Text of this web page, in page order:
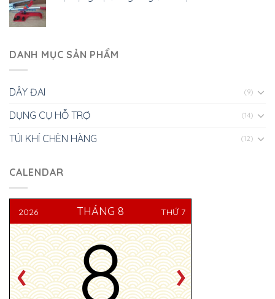
DANH MỤC SẢN PHẨM
DÂY ĐAI (9)
DỤNG CỤ HỖ TRỢ (14)
TÚI KHÍ CHÈN HÀNG (12)
CALENDAR
2026 THÁNG 8 THỨ 7
8